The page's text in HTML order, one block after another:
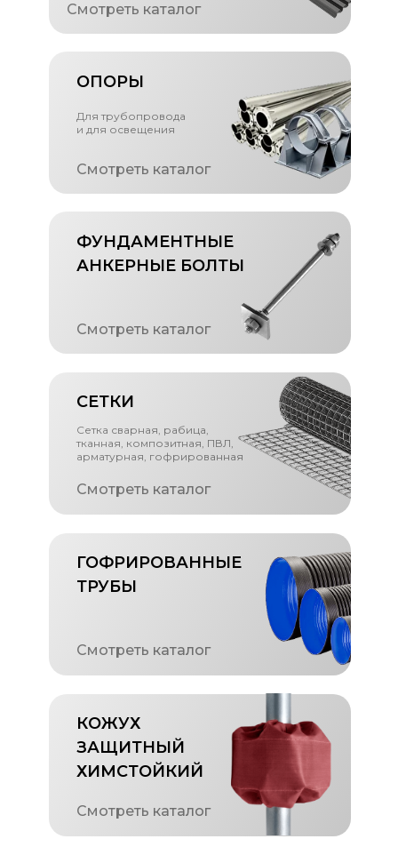
ОПОРЫ
Смотреть каталог
Для трубопровода
и для освещения
ФУНДАМЕНТНЫЕ
АНКЕРНЫЕ БОЛТЫ
Смотреть каталог
Сетка сварная, рабица,
тканная, композитная, ПВЛ,
арматурная, гофрированная
СЕТКИ
Смотреть каталог
Смотреть каталог
ГОФРИРОВАННЫЕ
ТРУБЫ
Смотреть каталог
КОЖУХ
ЗАЩИТНЫЙ
ХИМСТОЙКИЙ
Смотреть каталог